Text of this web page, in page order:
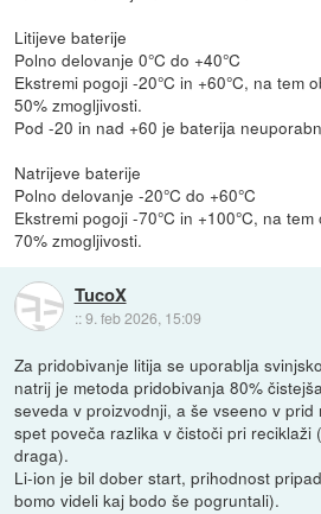
Litijeve baterije
Polno delovanje 0°C do +40°C
Ekstremi pogoji -20°C in +60°C, na tem
50% zmogljivosti.
Pod -20 in nad +60 je baterija
Natrijeve baterije
Polno delovanje -20°C do +60°C
Ekstremi pogoji -70°C in +100°C, na
70% zmogljivosti.
TucoX
::9. feb 2026, 15:09
Za pridobivanje litija se uporablja
natrij je metoda pridobivanja 80%
seveda v proizvodnji, a še vseeno v
spet poveča razlika v čistoči pri reciklaži
draga).
Li-ion je bil dober start, prihodnost
bomo videli kaj bodo še pogruntali).